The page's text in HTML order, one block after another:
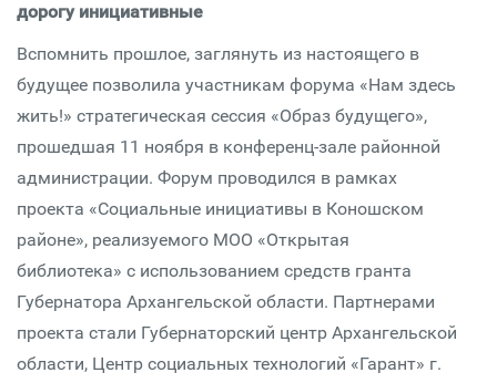
дорогу инициативные
Вспомнить прошлое, заглянуть из настоящего в
будущее позволила участникам форума «Нам здесь
жить!» стратегическая сессия «Образ будущего»,
прошедшая 11 ноября в конференц-зале районной
администрации. Форум проводился в рамках
проекта «Социальные инициативы в Коношском
районе», реализуемого МОО «Открытая
библиотека» с использованием средств гранта
Губернатора Архангельской области. Партнерами
проекта стали Губернаторский центр Архангельской
области, Центр социальных технологий «Гарант» г.